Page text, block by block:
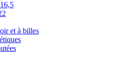
et à billes